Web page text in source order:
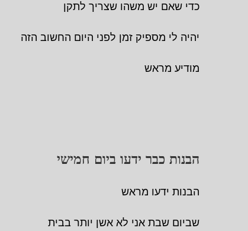
כדי שאם יש משהו שצריך לתקן
יהיה לי מספיק זמן לפני היום החשוב הזה
מודיע מראש
הבנות כבר ידעו ביום חמישי
הבנות ידעו מראש
שביום שבת אני לא אשן יותר בבית